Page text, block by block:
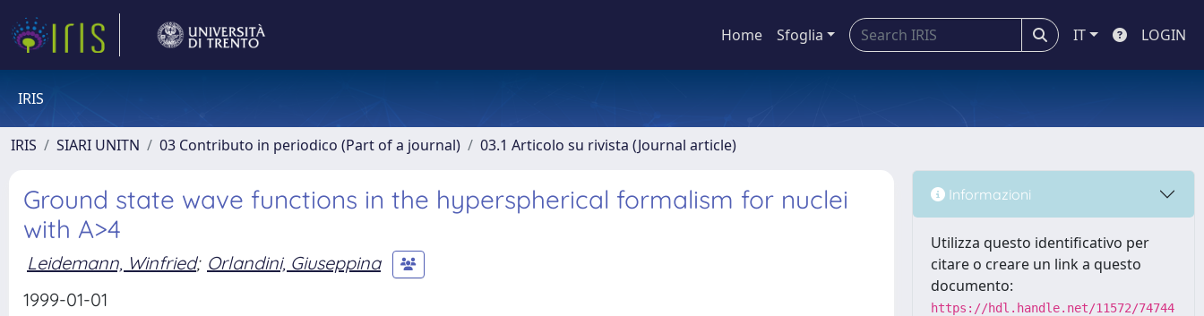
Home Sfoglia IT LOGIN
IRIS
IRIS SIARI UNITN 03 Contributo in periodico (Part of a journal) 03.1 Articolo su rivista (Journal article)
Ground state wave functions in the hyperspherical formalism for nuclei
with A>4
Leidemann, Winfried; Orlandini, Giuseppina
1999-01-01
Informazioni
Utilizza questo identificativo per
citare o creare un link a questo
documento:
https://hdl.handle.net/11572/74744